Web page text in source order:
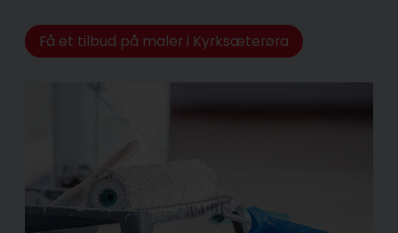
Få et tilbud på maler i Kyrksæterøra